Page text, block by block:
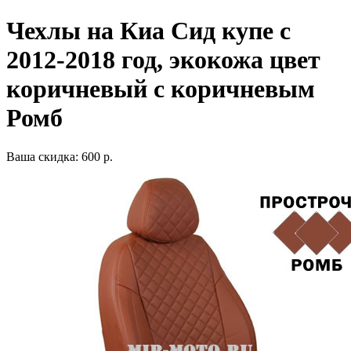
Чехлы на Киа Сид купе с
2012-2018 год, экокожа цвет
коричневый с коричневым
Ромб
Ваша скидка: 600 р.